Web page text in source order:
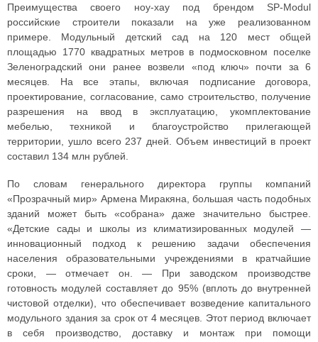
Преимущества своего ноу-хау под брендом SP-Modul
российские строители показали на уже реализованном
примере. Модульный детский сад на 120 мест общей
площадью 1770 квадратных метров в подмосковном поселке
Зеленоградский они ранее возвели «под ключ» почти за 6
месяцев. На все этапы, включая подписание договора,
проектирование, согласование, само строительство, получение
разрешения на ввод в эксплуатацию, укомплектование
мебелью, техникой и благоустройство прилегающей
территории, ушло всего 237 дней. Объем инвестиций в проект
составил 134 млн рублей.
По словам генерального директора группы компаний
«Прозрачный мир» Армена Миракяна, большая часть подобных
зданий может быть «собрана» даже значительно быстрее.
«Детские сады и школы из климатизированных модулей —
инновационный подход к решению задачи обеспечения
населения образовательными учреждениями в кратчайшие
сроки, — отмечает он. — При заводском производстве
готовность модулей составляет до 95% (вплоть до внутренней
чистовой отделки), что обеспечивает возведение капитального
модульного здания за срок от 4 месяцев. Этот период включает
в себя производство, доставку и монтаж при помощи